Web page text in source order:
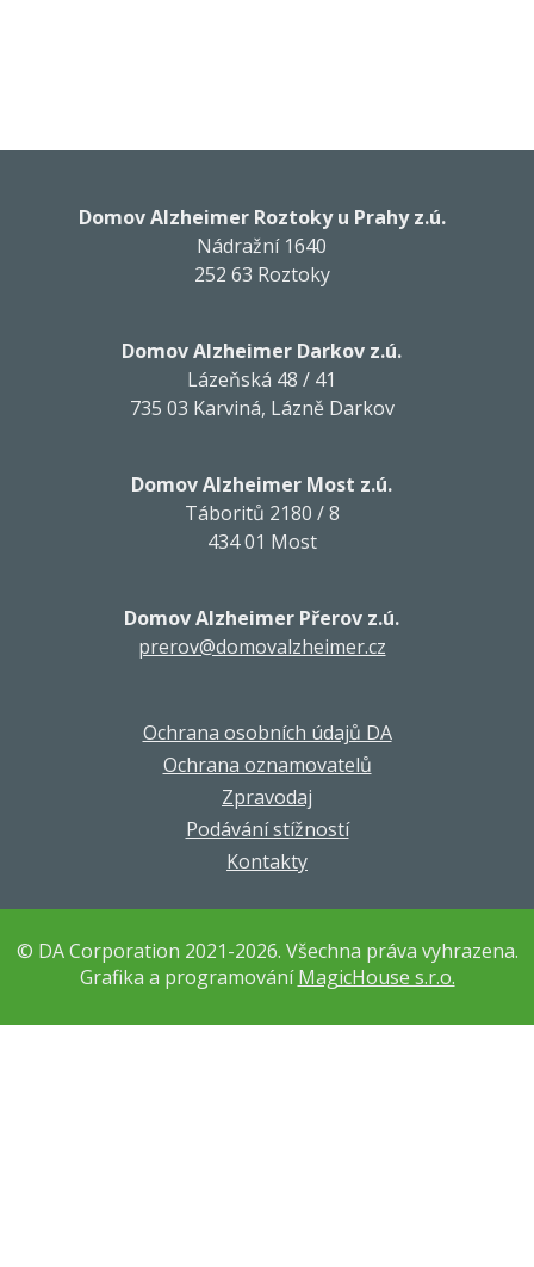
Domov Alzheimer Roztoky u Prahy z.ú.
Nádražní 1640
252 63 Roztoky
Domov Alzheimer Darkov z.ú.
Lázeňská 48 / 41
735 03 Karviná, Lázně Darkov
Domov Alzheimer Most z.ú.
Táboritů 2180 / 8
434 01 Most
Domov Alzheimer Přerov z.ú.
prerov@domovalzheimer.cz
Ochrana osobních údajů DA
Ochrana oznamovatelů
Zpravodaj
Podávání stížností
Kontakty
© DA Corporation 2021-2026. Všechna práva vyhrazena.
Grafika a programováníMagicHouse s.r.o.